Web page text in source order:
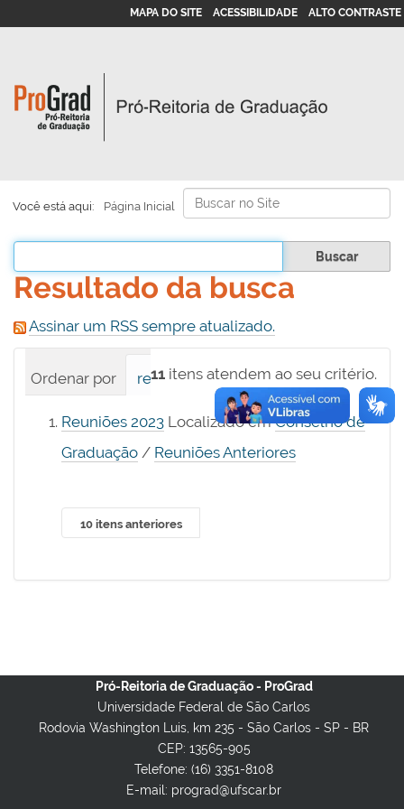
Busca
MAPA DO SITE ACESSIBILIDADE ALTO CONTRASTE
Você está aqui: Página Inicial
Filtrar os resultados
Resultado da busca
Assinar um RSS sempre atualizado.
11 itens atendem ao seu critério.
Ordenar por relevância data (mais recente
Reuniões 2023 Localizado em Conselho de
Graduação / Reuniões Anteriores
10 itens anteriores
Pró-Reitoria de Graduação - ProGrad
Universidade Federal de São Carlos
Rodovia Washington Luis, km 235 - São Carlos - SP - BR
CEP: 13565-905
Telefone: (16) 3351-8108
E-mail: prograd@ufscar.br